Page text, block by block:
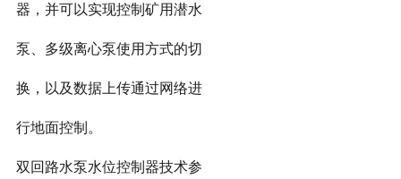
器，并可以实现控制矿用潜水
泵、多级离心泵使用方式的切
换，以及数据上传通过网络进
行地面控制。
双回路水泵水位控制器技术参